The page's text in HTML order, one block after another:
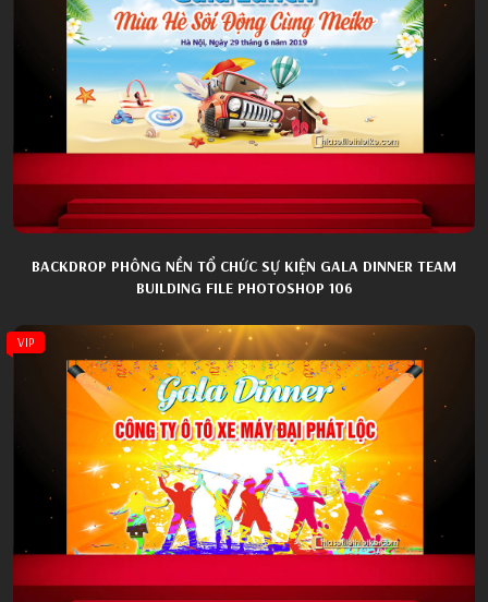
BACKDROP PHÔNG NỀN TỔ CHỨC SỰ KIỆN GALA DINNER TEAM
BUILDING FILE PHOTOSHOP 106
VIP